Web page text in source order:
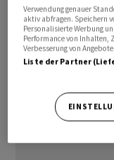
gesprochen.
Millionen Franken.
Verwendung genauer
aktiv abfragen. Speichern
Personalisierte Werbung
Performance von Inhalten,
Verbesserung von
Liste der Partner